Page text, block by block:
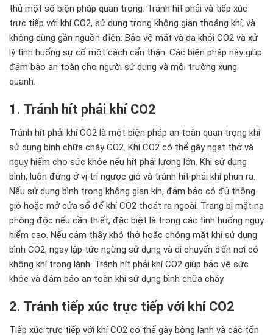
thủ một số biện pháp quan trọng. Tránh hít phải và tiếp xúc
trực tiếp với khí CO2, sử dụng trong không gian thoáng khí, và
không dùng gần nguồn điện. Bảo vệ mắt và da khỏi CO2 và xử
lý tình huống sự cố một cách cẩn thận. Các biện pháp này giúp
đảm bảo an toàn cho người sử dụng và môi trường xung
quanh.
1. Tránh hít phải khí CO2
Tránh hít phải khí CO2 là một biện pháp an toàn quan trọng khi
sử dụng bình chữa cháy CO2. Khí CO2 có thể gây ngạt thở và
nguy hiểm cho sức khỏe nếu hít phải lượng lớn. Khi sử dụng
bình, luôn đứng ở vị trí ngược gió và tránh hít phải khí phun ra.
Nếu sử dụng bình trong không gian kín, đảm bảo có đủ thông
gió hoặc mở cửa sổ để khí CO2 thoát ra ngoài. Trang bị mặt nạ
phòng độc nếu cần thiết, đặc biệt là trong các tình huống nguy
hiểm cao. Nếu cảm thấy khó thở hoặc chóng mặt khi sử dụng
bình CO2, ngay lập tức ngừng sử dụng và di chuyển đến nơi có
không khí trong lành. Tránh hít phải khí CO2 giúp bảo vệ sức
khỏe và đảm bảo an toàn khi sử dụng bình chữa cháy.
2. Tránh tiếp xúc trực tiếp với khí CO2
Tiếp xúc trực tiếp với khí CO2 có thể gây bỏng lạnh và các tổn